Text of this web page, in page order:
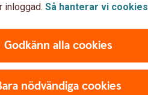
min uppfattning?
inloggad. Så hanterar vi cookies
Godkänn alla cookies
nödvändiga cookies